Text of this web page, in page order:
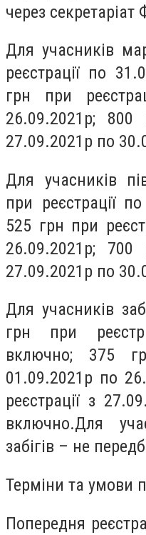
через
Для учасників
реєстрації по
грн при
26.09.2021р; 800
27.09.2021р по
Для учасників
при реєстрації
525 грн при
26.09.2021р; 700
27.09.2021р по
Для учасників
грн при
включно; 375
01.09.2021р по
реєстрації з
включно.Для
забігів – не
Терміни та умови
Попередня